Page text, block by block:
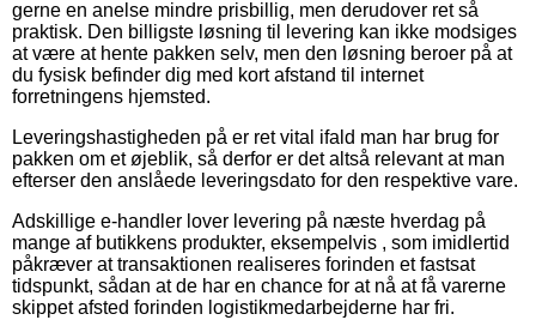
gerne en anelse mindre prisbillig, men derudover ret så
praktisk. Den billigste løsning til levering kan ikke modsiges
at være at hente pakken selv, men den løsning beroer på at
du fysisk befinder dig med kort afstand til internet
forretningens hjemsted.
Leveringshastigheden på er ret vital ifald man har brug for
pakken om et øjeblik, så derfor er det altså relevant at man
efterser den anslåede leveringsdato for den respektive vare.
Adskillige e-handler lover levering på næste hverdag på
mange af butikkens produkter, eksempelvis , som imidlertid
påkræver at transaktionen realiseres forinden et fastsat
tidspunkt, sådan at de har en chance for at nå at få varerne
skippet afsted forinden logistikmedarbejderne har fri.